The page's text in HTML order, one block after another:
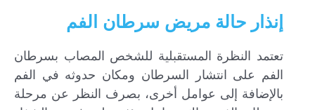
إنذار حالة مريض سرطان الفم
تعتمد النظرة المستقبلية للشخص المصاب بسرطان
الفم على انتشار السرطان ومكان حدوثه في الفم
بالإضافة إلى عوامل أخرى، بصرف النظر عن مرحلة